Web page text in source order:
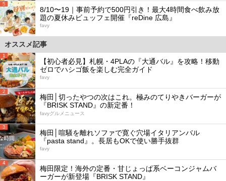
5
8/10〜19｜事前予約で500円引き！最大4時間食べ飲み放
題の夏休みビュッフェ開催『reDine 広島』
favy
オススメ記事
1
【初心者必見】札幌・4PLAの『大通バル』を攻略！移動
ゼロでハシゴ飯を楽しむ完全ガイド
favy
2
梅田│切ったやつの次はこれ。極みのてりやきバーガーが
『BRISK STAND』の新定番！
favyグルメニュース
3
梅田│喧騒を離れソファで寛ぐ穴場イタリアンバル
『pasta stand』。長居もOKで使い勝手抜群
favy
4
梅田限定！海外の定番・甘じょっぱ系ベーコンジャムバ
ーガーが新登場『BRISK STAND』